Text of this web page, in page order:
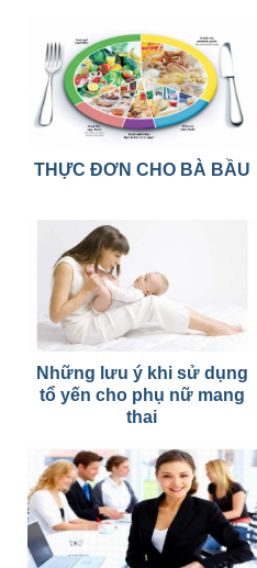
THỰC ĐƠN CHO BÀ BẦU
Những lưu ý khi sử dụng
tổ yến cho phụ nữ mang
thai